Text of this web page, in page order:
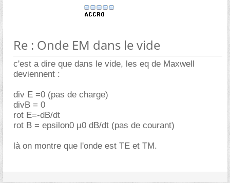
Re : Onde EM dans le vide
c'est a dire que dans le vide, les eq de Maxwell
deviennent :
div E =0 (pas de charge)
divB = 0
rot E=-dB/dt
rot B = epsilon0 µ0 dB/dt (pas de courant)
là on montre que l'onde est TE et TM.